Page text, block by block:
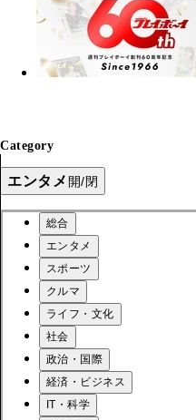
Category
エンタメ 開/閉
総合
エンタメ
スポーツ
クルマ
ライフ・文化
社会
政治・国際
経済・ビジネス
IT・科学